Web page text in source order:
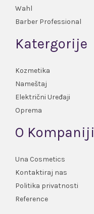
Wahl
Barber Professional
Katergorije
Kozmetika
Nameštaj
Električni Uređaji
Oprema
O Kompaniji
Una Cosmetics
Kontaktiraj nas
Politika privatnosti
Reference